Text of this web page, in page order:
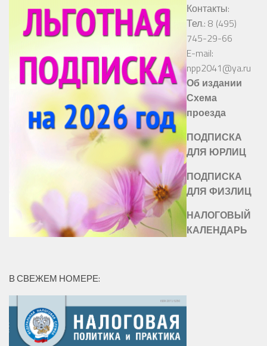
Контакты:
Тел.: 8 (495)
745-29-66
E-mail:
npp2041@ya.ru
Об издании
Схема
проезда
ПОДПИСКА
ДЛЯ ЮРЛИЦ
ПОДПИСКА
ДЛЯ ФИЗЛИЦ
НАЛОГОВЫЙ
КАЛЕНДАРЬ
В СВЕЖЕМ НОМЕРЕ: